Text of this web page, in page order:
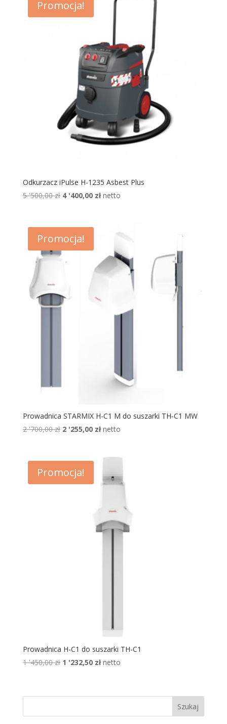
'180,00 zł.
'144,00 zł.
Promocja!
Odkurzacz iPulse H-1235 Asbest Plus
5 '500,00zł Pierwotna
5
'500,00 zł.
4 '400,00 złAktualna
netto
Promocja!
Prowadnica STARMIX H-C1 M do suszarki TH-C1 MW
2 '700,00zł Pierwotna
2
'700,00 zł.
2 '255,00 złAktualna
'255,00 zł.
netto
Promocja!
Prowadnica H-C1 do suszarki TH-C1
1 '450,00zł Pierwotna
1
1 '232,50 złAktualna
1
netto